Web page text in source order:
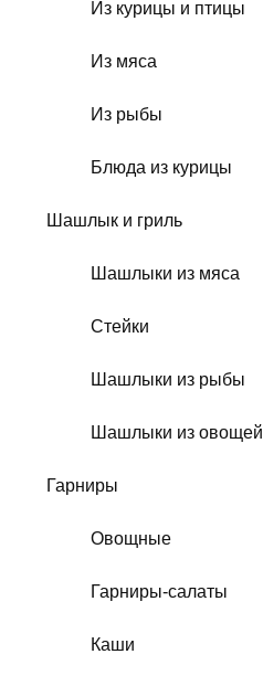
Из курицы и птицы
Из мяса
Из рыбы
Блюда из курицы
Шашлык и гриль
Шашлыки из мяса
Стейки
Шашлыки из рыбы
Шашлыки из овощей
Гарниры
Овощные
Гарниры-салаты
Каши